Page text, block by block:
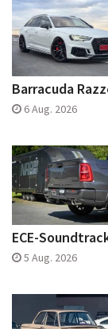
Barracuda
6 Aug. 2026
ECE-
5 Aug. 2026